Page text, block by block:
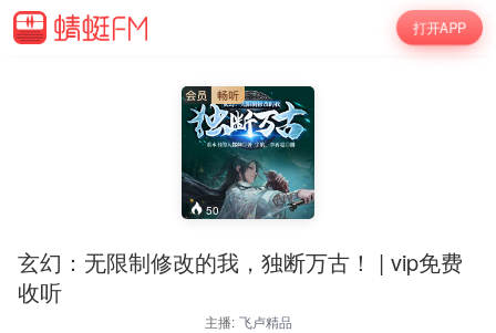
打开APP
50
玄幻：无限制修改的我，独断万古！ | vip免费
收听
主播: 飞卢精品